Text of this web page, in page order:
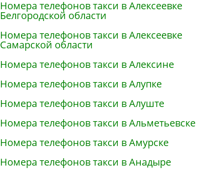
Номера телефонов такси в Алексеевке
Белгородской области
Номера телефонов такси в Алексеевке
Самарской области
Номера телефонов такси в Алексине
Номера телефонов такси в Алупке
Номера телефонов такси в Алуште
Номера телефонов такси в Альметьевске
Номера телефонов такси в Амурске
Номера телефонов такси в Анадыре